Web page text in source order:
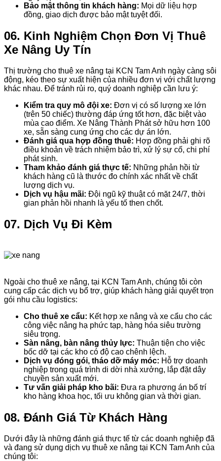
Bảo mật thông tin khách hàng: Mọi dữ liệu hợp
đồng, giao dịch được bảo mật tuyệt đối.
06. Kinh Nghiệm Chọn Đơn Vị Thuê
Xe Nâng Uy Tín
Thị trường cho thuê xe nâng tại KCN Tam Anh ngày càng sôi
động, kéo theo sự xuất hiện của nhiều đơn vị với chất lượng
khác nhau. Để tránh rủi ro, quý doanh nghiệp cần lưu ý:
Kiểm tra quy mô đội xe: Đơn vị có số lượng xe lớn
(trên 50 chiếc) thường đáp ứng tốt hơn, đặc biệt vào
mùa cao điểm. Xe Nâng Thành Phát sở hữu hơn 100
xe, sẵn sàng cung ứng cho các dự án lớn.
Đánh giá qua hợp đồng thuê: Hợp đồng phải ghi rõ
điều khoản về trách nhiệm bảo trì, xử lý sự cố, chi phí
phát sinh.
Tham khảo đánh giá thực tế: Những phản hồi từ
khách hàng cũ là thước đo chính xác nhất về chất
lượng dịch vụ.
Dịch vụ hậu mãi: Đội ngũ kỹ thuật có mặt 24/7, thời
gian phản hồi nhanh là yếu tố then chốt.
07. Dịch Vụ Đi Kèm
Ngoài cho thuê xe nâng, tại KCN Tam Anh, chúng tôi còn
cung cấp các dịch vụ bổ trợ, giúp khách hàng giải quyết trọn
gói nhu cầu logistics:
Cho thuê xe cẩu: Kết hợp xe nâng và xe cẩu cho các
công việc nâng hạ phức tạp, hàng hóa siêu trường
siêu trọng.
Sàn nâng, bàn nâng thủy lực: Thuận tiện cho việc
bốc dỡ tại các kho có độ cao chênh lệch.
Dịch vụ đóng gói, tháo dỡ máy móc: Hỗ trợ doanh
nghiệp trong quá trình di dời nhà xưởng, lắp đặt dây
chuyền sản xuất mới.
Tư vấn giải pháp kho bãi: Đưa ra phương án bố trí
kho hàng khoa học, tối ưu không gian và thời gian.
08. Đánh Giá Từ Khách Hàng
Dưới đây là những đánh giá thực tế từ các doanh nghiệp đã
và đang sử dụng dịch vụ thuê xe nâng tại KCN Tam Anh của
chúng tôi: